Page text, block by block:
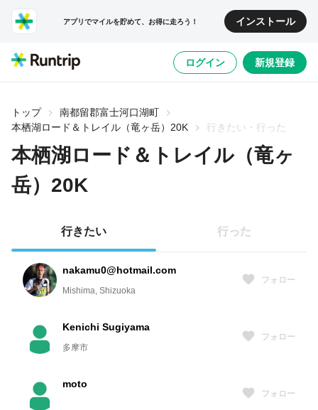
アプリでマイルを貯めて、お得に走ろう！ インストール
ログイン 新規登録
トップ
南都留郡富士河口湖町
本栖湖ロード＆トレイル（竜ヶ岳）20K
行きたい・行った
本栖湖ロード＆トレイル（竜ヶ
岳）20K
行きたい 行った
nakamu0@hotmail.com
Mishima, Shizuoka
フォロー
Kenichi Sugiyama
多摩市
フォロー
moto
フォロー